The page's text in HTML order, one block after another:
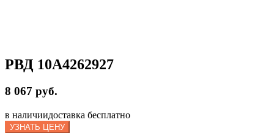
РВД 10A4262927
8 067 руб.
в наличиидоставка бесплатно
УЗНАТЬ ЦЕНУ